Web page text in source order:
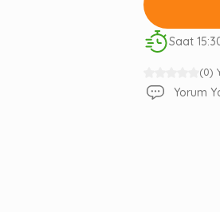
(0)
Saat
Yorum